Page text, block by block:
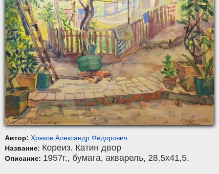
Автор: Хряков Александр Фёдорович
Название: Кореиз. Катин двор
Описание: 1957г., бумага, акварель, 28,5x41,5.